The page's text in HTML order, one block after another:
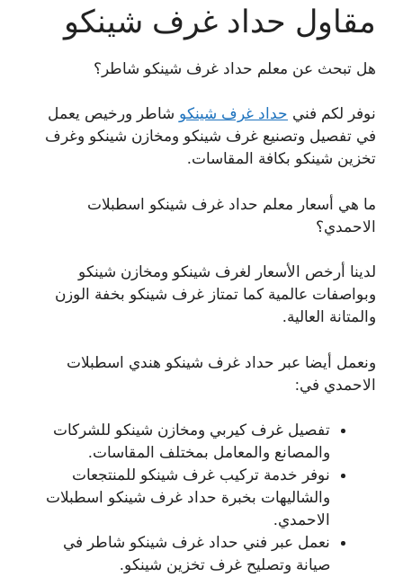
مقاول حداد غرف شينكو
هل تبحث عن معلم حداد غرف شينكو شاطر؟
نوفر لكم فني حداد غرف شينكو شاطر ورخيص يعمل
في تفصيل وتصنيع غرف شينكو ومخازن شينكو وغرف
تخزين شينكو بكافة المقاسات.
ما هي أسعار معلم حداد غرف شينكو اسطبلات
الاحمدي؟
لدينا أرخص الأسعار لغرف شينكو ومخازن شينكو
وبواصفات عالمية كما تمتاز غرف شينكو بخفة الوزن
والمتانة العالية.
ونعمل أيضا عبر حداد غرف شينكو هندي اسطبلات
الاحمدي في:
تفصيل غرف كيربي ومخازن شينكو للشركات
والمصانع والمعامل بمختلف المقاسات.
نوفر خدمة تركيب غرف شينكو للمنتجعات
والشاليهات بخبرة حداد غرف شينكو اسطبلات
الاحمدي.
نعمل عبر فني حداد غرف شينكو شاطر في
صيانة وتصليح غرف تخزين شينكو.